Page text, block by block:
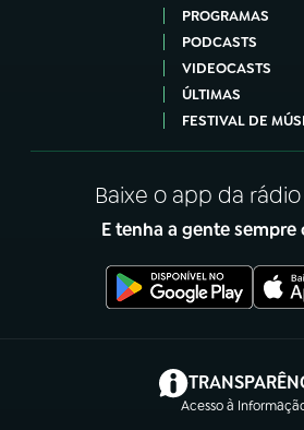
PROGRAMAS
PODCASTS
VIDEOCASTS
ÚLTIMAS
FESTIVAL DE
Baixe o app da
E tenha a gente sempre
Acesso à
(abre